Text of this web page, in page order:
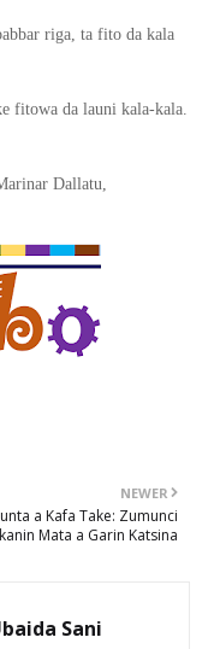
riga, ta fito da kala
fitowa da launi kala-kala.
Dallatu,
NEWER
a Kafa Take: Zumunci
Mata a Garin Katsina
Sani